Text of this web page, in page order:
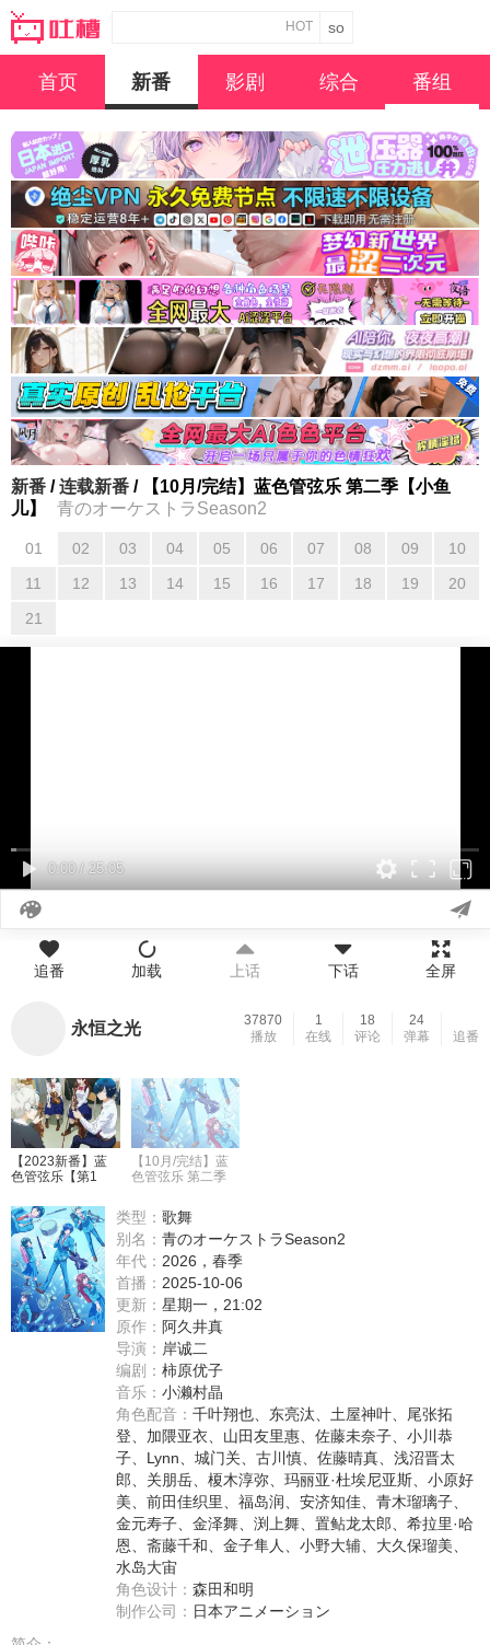
HOT
首页 新番 影剧 综合 番组
新番 /连载新番 / 【10月/完结】蓝色管弦乐 第二季【小鱼
儿】
青のオーケストラSeason2
01
01
02
02
03
03
04
04
05
05
06
06
07
07
08
08
09
09
10
10
11
11
12
13
14
15
16
17
18
19
20
21
21
0:00/ 25:05
追番 加载 上话 下话 全屏
37870
播放
1
在线
18
评论
24
弹幕
追番
永恒之光
【2023新番】蓝
色管弦乐【第1
【10月/完结】蓝
色管弦乐 第二季
类型： 歌舞
别名： 青のオーケストラSeason2
年代： 2026，春季
首播： 2025-10-06
更新： 星期一，21:02
原作： 阿久井真
导演： 岸诚二
编剧： 柿原优子
音乐： 小濑村晶
角色配音： 千叶翔也、 东亮汰、 土屋神叶、 尾张拓
登、 加隈亚衣、 山田友里惠、 佐藤未奈子、 小川恭
子、 Lynn、 城门关、 古川慎、 佐藤晴真、 浅沼晋太
郎、 关朋岳、 榎木淳弥、 玛丽亚·杜埃尼亚斯、 小原好
美、 前田佳织里、 福岛润、 安济知佳、 青木瑠璃子、
金元寿子、 金泽舞、 渕上舞、 置鲇龙太郎、 希拉里·哈
恩、 斋藤千和、 金子隼人、 小野大辅、 大久保瑠美、
水岛大宙
角色设计： 森田和明
制作公司： 日本アニメーション